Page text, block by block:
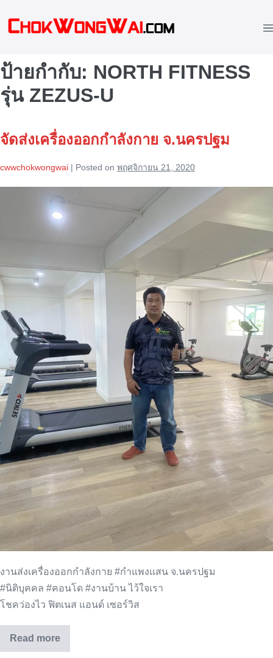
ป้ายกำกับ: NORTH FITNESS
รุ่น ZEZUS-U
จัดส่งเครื่องออกกำลังกาย จ.นครปฐม
cwwchokwongwai | Posted on พฤศจิกายน 21, 2020
กาย
งานส่งเครื่องออกกำลังกาย #กำแพงแสน จ.นครปฐม
#นิติบุคคล #คอนโด #งานบ้าน ไว้ใจเรา
โชคว่องไว ฟิตเนส แอนด์ เซอร์วิส
Read more
จัด
ส่ง